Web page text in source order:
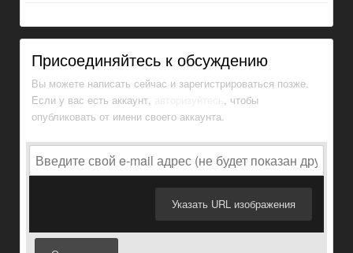
Присоединяйтесь к обсуждению
Вы можете написать сейчас и зарегистрироваться позже.
Если у вас есть аккаунт,
, чтобы
опубликовать от имени своего аккаунта.
Указать URL изображения